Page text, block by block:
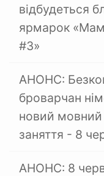
відбудеться
ярмарок
#3»
АНОНС:
броварчан
новий
заняття - 8
АНОНС: 8